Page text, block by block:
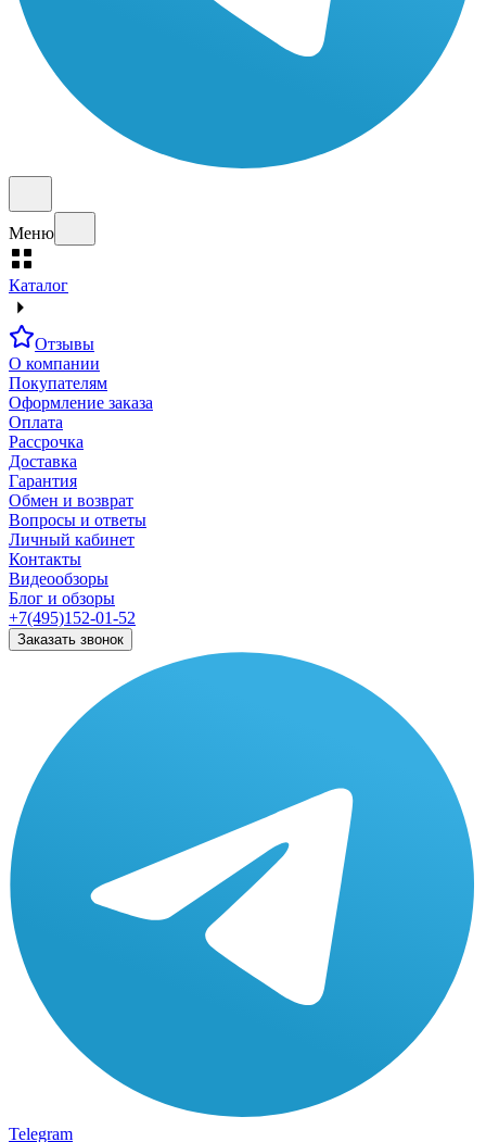
Меню
Каталог
Отзывы
О компании
Покупателям
Оформление заказа
Оплата
Рассрочка
Доставка
Гарантия
Обмен и возврат
Вопросы и ответы
Личный кабинет
Контакты
Видеообзоры
Блог и обзоры
+7(495)152-01-52
Заказать звонок
Telegram